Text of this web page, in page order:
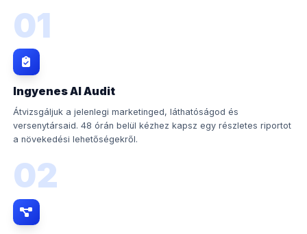
01
Ingyenes AI Audit
Átvizsgáljuk a jelenlegi marketinged, láthatóságod és
versenytársaid. 48 órán belül kézhez kapsz egy részletes riportot
a növekedési lehetőségekről.
02